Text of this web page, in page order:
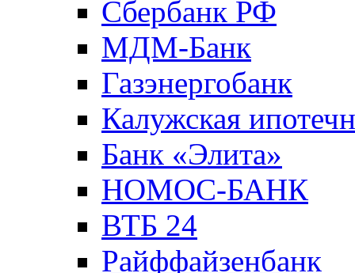
Сбербанк РФ
МДМ-Банк
Газэнергобанк
Калужская
Банк «Элита»
НОМОС-БАНК
ВТБ 24
Райффайзенбанк